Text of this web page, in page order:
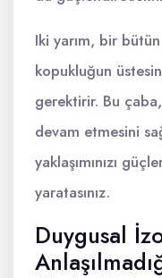
Iki yarım, bir
kopukluğun
gerektirir. Bu
devam etmesini
yaklaşımınızı
yaratasınız.
Duygusal